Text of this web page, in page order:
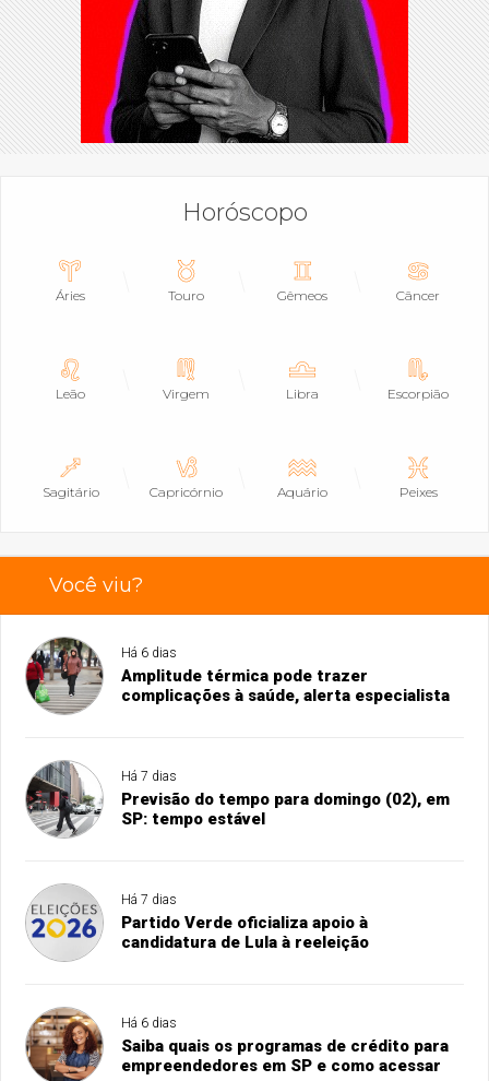
Horóscopo
Áries Touro Gêmeos Câncer
Leão Virgem Libra Escorpião
Sagitário Capricórnio Aquário Peixes
Você viu?
Há 6 dias
Amplitude térmica pode trazer
complicações à saúde, alerta especialista
Há 7 dias
Previsão do tempo para domingo (02), em
SP: tempo estável
Há 7 dias
Partido Verde oficializa apoio à
candidatura de Lula à reeleição
Há 6 dias
Saiba quais os programas de crédito para
empreendedores em SP e como acessar